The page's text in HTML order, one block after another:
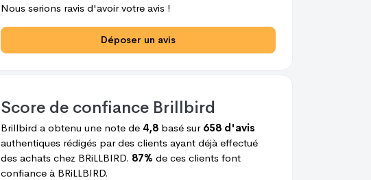
R Stephanie R Stephanie
Nous serions ravis d'avoir votre avis !
Déposer un avis
Score de confiance Brillbird
Brillbird a obtenu une note de 4,8 basé sur 658 d'avis
authentiques rédigés par des clients ayant déjà effectué
des achats chez BRiLLBIRD. 87% de ces clients font
confiance à BRiLLBIRD.